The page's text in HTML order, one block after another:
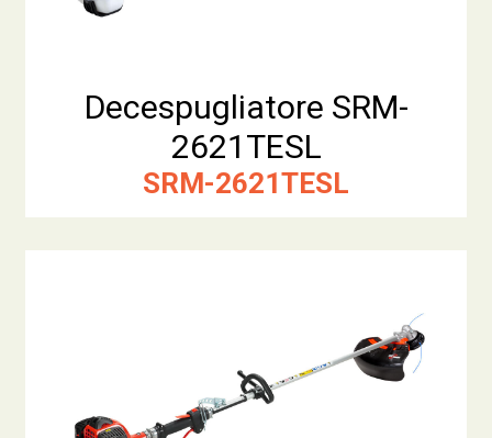
Decespugliatore SRM-
2621TESL
SRM-2621TESL